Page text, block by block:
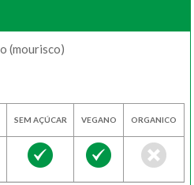
(mourisco)
SEM AÇÚCAR VEGANO ORGANICO